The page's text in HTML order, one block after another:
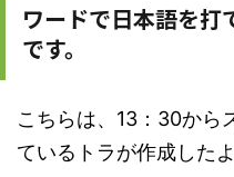
ワードで日本語を打
です。
こちらは、13：30から
ているトラが作成したよ